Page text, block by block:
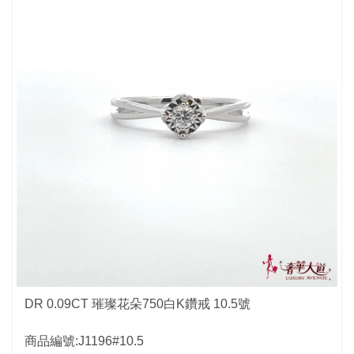
DR 0.09CT 璀璨花朵750白K鑽戒 10.5號
商品編號:J1196#10.5